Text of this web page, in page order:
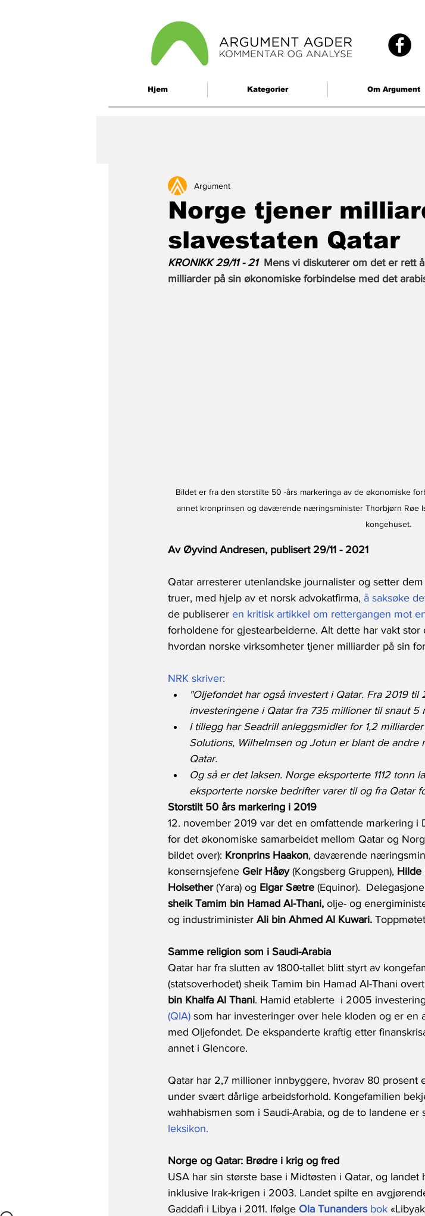
Hjem Kategorier Om Argument
Norge tjener
slavestaten Qatar
Argument
KRONIKK 29/11 - 21 Mens vi diskuterer om det er rett
milliarder på sin økonomiske forbindelse med det
Bildet er fra den storstilte 50 -års markeringa av de økonomiske
annet kronprinsen og daværende næringsminister Thorbjørn Røe
kongehuset.
Av Øyvind Andresen, publisert 29/11 - 2021
Qatar arresterer utenlandske journalister og setter
truer, med hjelp av et norsk advokatfirma, å saksøke
de publiserer en kritisk artikkel om rettergangen mot
forholdene for gjestearbeiderne. Alt dette har vakt
hvordan norske virksomheter tjener milliarder på sin
NRK skriver:
"Oljefondet har også investert i Qatar. Fra 2019
investeringene i Qatar fra 735 millioner til snaut 5
I tillegg har Seadrill anleggsmidler for 1,2
Solutions, Wilhelmsen og Jotun er blant de
Qatar.
Og så er det laksen. Norge eksporterte 1112 tonn
eksporterte norske bedrifter varer til og fra Qatar
Storstilt 50 års markering i 2019
12. november 2019 var det en omfattende markering i
for det økonomiske samarbeidet mellom Qatar og
bildet over): Kronprins Haakon, daværende
konsernsjefene Geir Håøy (Kongsberg Gruppen), Hilde
Holsether (Yara) og Elgar Sætre (Equinor).
sheik Tamim bin Hamad Al-Thani, olje- og
og industriminister Ali bin Ahmed Al Kuwari.
Samme religion som i Saudi-Arabia
Qatar har fra slutten av 1800-tallet blitt styrt av
(statsoverhodet) sheik Tamim bin Hamad Al-Thani
bin Khalfa Al Thani. Hamid etablerte  i 2005
(QIA) som har investeringer over hele kloden og er en
med Oljefondet. De ekspanderte kraftig etter
annet i Glencore.
Qatar har 2,7 millioner innbyggere, hvorav 80 prosent
under svært dårlige arbeidsforhold. Kongefamilien
wahhabismen som i Saudi-Arabia, og de to landene er
leksikon.
Norge og Qatar: Brødre i krig og fred
USA har sin største base i Midtøsten i Qatar, og
inklusive Irak-krigen i 2003. Landet spilte en
Gaddafi i Libya i 2011. Ifølge Ola Tunanders bok